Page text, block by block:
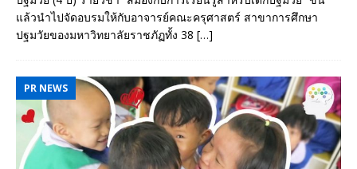
แล้วนำไปจัดอบรมให้กับอาจารย์คณะครุศาสตร์ สาขาการศึกษา
ปฐมวัยของมหาวิทยาลัยราชภัฏทั้ง 38 […]
PR NEWS